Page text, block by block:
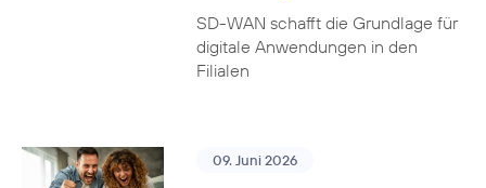
SD-WAN schafft die Grundlage für
digitale Anwendungen in den
Filialen
09. Juni 2026